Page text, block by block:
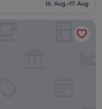
16. Aug.–17. Aug.